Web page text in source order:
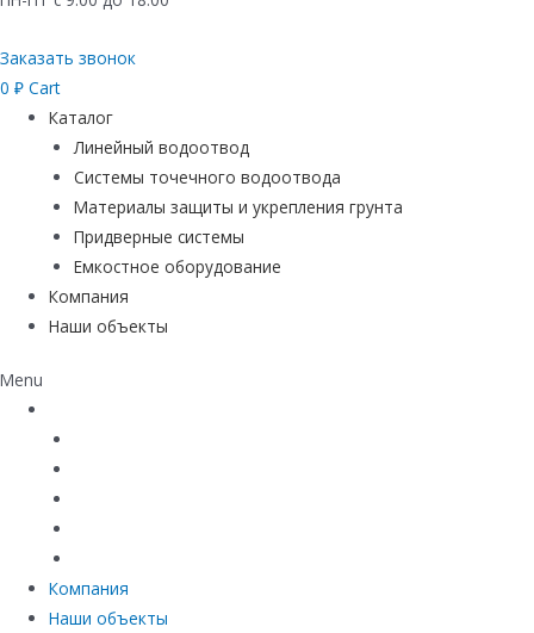
Заказать звонок
0 ₽ Cart
Каталог
Линейный водоотвод
Системы точечного водоотвода
Материалы защиты и укрепления грунта
Придверные системы
Емкостное оборудование
Компания
Наши объекты
Menu
Компания
Наши объекты